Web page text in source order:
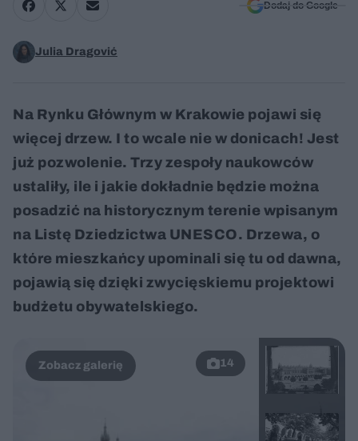
Dodaj do Google
Julia Dragović
Na Rynku Głównym w Krakowie pojawi się
więcej drzew. I to wcale nie w donicach! Jest
już pozwolenie. Trzy zespoły naukowców
ustaliły, ile i jakie dokładnie będzie można
posadzić na historycznym terenie wpisanym
na Listę Dziedzictwa UNESCO. Drzewa, o
które mieszkańcy upominali się tu od dawna,
pojawią się dzięki zwycięskiemu projektowi
budżetu obywatelskiego.
14